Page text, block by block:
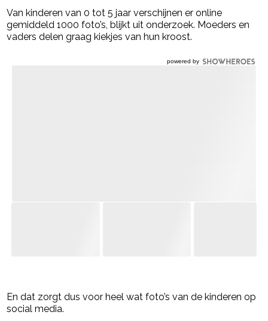
Van kinderen van 0 tot 5 jaar verschijnen er online
gemiddeld 1000 foto’s, blijkt uit onderzoek. Moeders en
vaders delen graag kiekjes van hun kroost.
powered by
En dat zorgt dus voor heel wat foto’s van de kinderen op
social media.